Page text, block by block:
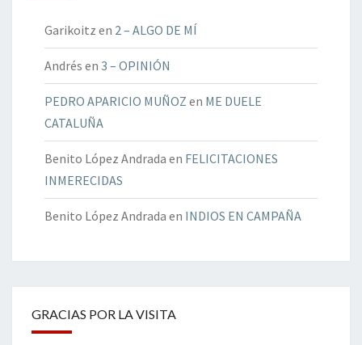
Garikoitz en 2 – ALGO DE MÍ
Andrés en 3 – OPINIÓN
PEDRO APARICIO MUÑOZ en ME DUELE
CATALUÑA
Benito López Andrada en FELICITACIONES
INMERECIDAS
Benito López Andrada en INDIOS EN CAMPAÑA
GRACIAS POR LA VISITA